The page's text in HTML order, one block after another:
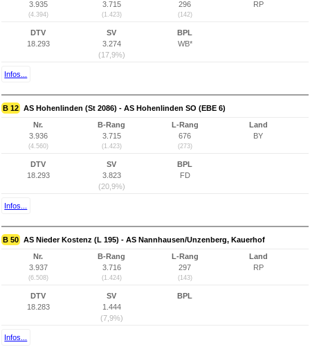
3.935
(4.394)
3.715
(1.423)
296
(142)
RP
DTV
18.293
SV
3.274
(17,9%)
BPL
WB*
Infos...
B 12 AS Hohenlinden (St 2086) - AS Hohenlinden SO (EBE 6)
Nr.
3.936
(4.560)
B-Rang
3.715
(1.423)
L-Rang
676
(273)
Land
BY
DTV
18.293
SV
3.823
(20,9%)
BPL
FD
Infos...
B 50 AS Nieder Kostenz (L 195) - AS Nannhausen/Unzenberg, Kauerhof
Nr.
3.937
(6.508)
B-Rang
3.716
(1.424)
L-Rang
297
(143)
Land
RP
DTV
18.283
SV
1.444
(7,9%)
BPL
Infos...